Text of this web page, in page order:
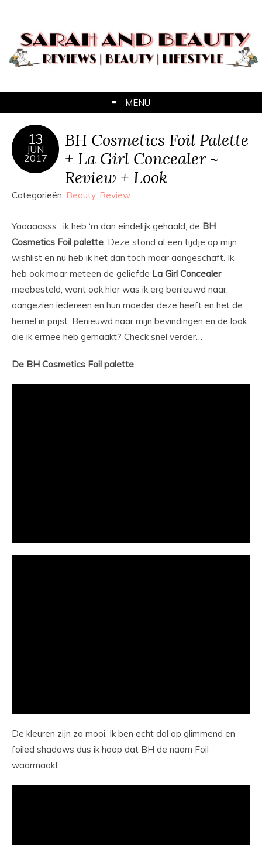
MENU
13
JUN
2017
BH Cosmetics Foil Palette
+ La Girl Concealer ~
Review + Look
Categorieën: Beauty, Review
Yaaaaasss…ik heb ‘m dan eindelijk gehaald, de BH
Cosmetics Foil palette. Deze stond al een tijdje op mijn
wishlist en nu heb ik het dan toch maar aangeschaft. Ik
heb ook maar meteen de geliefde La Girl Concealer
meebesteld, want ook hier was ik erg benieuwd naar,
aangezien iedereen en hun moeder deze heeft en het de
hemel in prijst. Benieuwd naar mijn bevindingen en de look
die ik ermee heb gemaakt? Check snel verder…
De BH Cosmetics Foil palette
De kleuren zijn zo mooi. Ik ben echt dol op glimmend en
foiled shadows dus ik hoop dat BH de naam Foil
waarmaakt.